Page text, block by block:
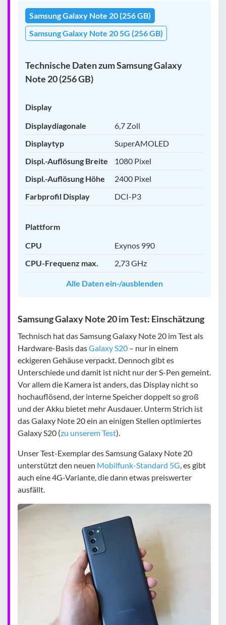
Samsung Galaxy Note 20 (256 GB)
Samsung Galaxy Note 20 5G (256 GB)
Technische Daten zum Samsung Galaxy
Note 20 (256 GB)
Display
Displaydiagonale
6,7 Zoll
Displaytyp
SuperAMOLED
Displ.-Auflösung Breite
1080 Pixel
Displ.-Auflösung Höhe
2400 Pixel
Farbprofil Display
DCI-P3
Plattform
CPU
Exynos 990
CPU-Frequenz max.
2,73 GHz
Alle Daten ein-/ausblenden
Samsung Galaxy Note 20 im Test: Einschätzung
Technisch hat das Samsung Galaxy Note 20 im Test als
Hardware-Basis dasGalaxy S20 – nur in einem
eckigeren Gehäuse verpackt. Dennoch gibt es
Unterschiede und damit ist nicht nur der S-Pen gemeint.
Vor allem die Kamera ist anders, das Display nicht so
hochauflösend, der interne Speicher doppelt so groß
und der Akku bietet mehr Ausdauer. Unterm Strich ist
das Galaxy Note 20 ein an einigen Stellen optimiertes
Galaxy S20 (zu unserem Test).
Unser Test-Exemplar des Samsung Galaxy Note 20
unterstützt den neuen Mobilfunk-Standard 5G , es gibt
auch eine 4G-Variante, die dann etwas preiswerter
ausfällt.